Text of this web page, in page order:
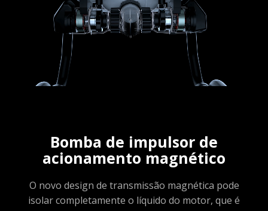
Bomba de impulsor de
acionamento magnético
O novo design de transmissão magnética pode
isolar completamente o líquido do motor, que é